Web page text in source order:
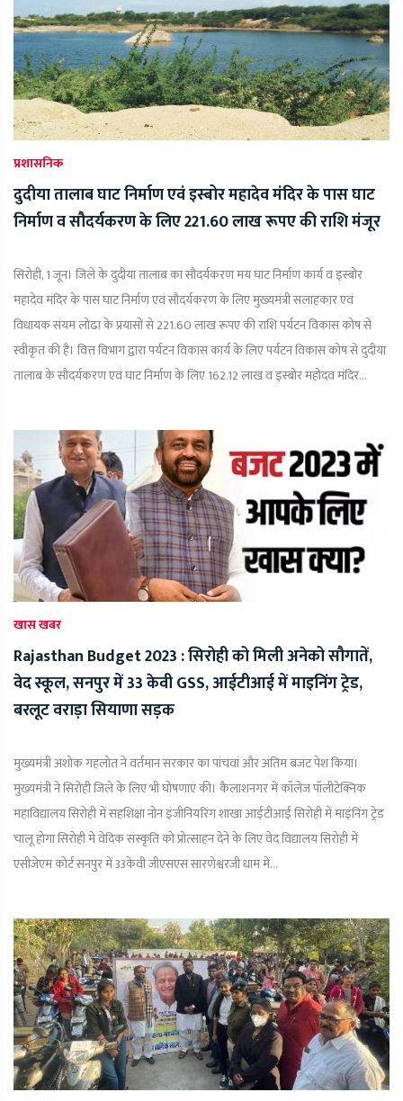
प्रशासनिक
दुदीया तालाब घाट निर्माण एवं इस्बोर महादेव मंदिर के पास घाट
निर्माण व सौदर्यकरण के लिए 221.60 लाख रूपए की राशि मंजूर
सिरोही, 1 जून। जिले के दुदीया तालाब का सौदर्यकरण मय घाट निर्माण कार्य व इस्बोर
महादेव मंदिर के पास घाट निर्माण एवं सौदर्यकरण के लिए मुख्यमंत्री सलाहकार एवं
विधायक संयम लोढा के प्रयासों से 221.60 लाख रूपए की राशि पर्यटन विकास कोष से
स्वीकृत की है। वित्त विभाग द्वारा पर्यटन विकास कार्य के लिए पर्यटन विकास कोष से दुदीया
तालाब के सौदर्यकरण एवं घाट निर्माण के लिए 162.12 लाख व इस्बोर महोदव मंदिर...
खास खबर
Rajasthan Budget 2023 : सिरोही को मिली अनेको सौगातें,
वेद स्कूल, सनपुर में 33 केवी GSS, आईटीआई में माइनिंग ट्रेड,
बरलूट वराड़ा सियाणा सड़क
मुख्यमंत्री अशोक गहलोत ने वर्तमान सरकार का पांचवां और अंतिम बजट पेश किया।
मुख्यमंत्री ने सिरोही जिले के लिए भी घोषणाएं की। कैलाशनगर में कॉलेज पॉलीटेक्निक
महाविद्यालय सिरोही में सहशिक्षा नोन इंजीनियरिंग शाखा आईटीआई सिरोही में माइंनिंग ट्रेड
चालू होगा सिरोही मे वेदिक संस्कृति को प्रोत्साहन देने के लिए वेद विद्यालय सिरोही में
एसीजेएम कोर्ट सनपुर में 33केवी जीएसएस सारणेश्वरजी धाम में...